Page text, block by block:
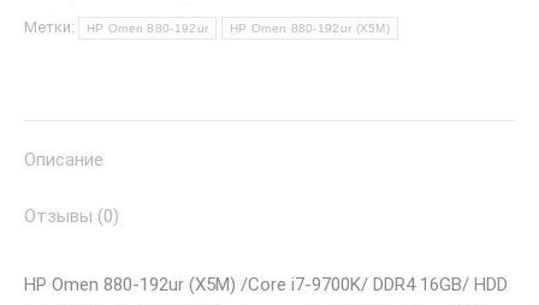
Метки: HP Omen 880-192ur HP Omen 880-192ur (X5M)
Описание
Отзывы (0)
HP Omen 880-192ur (X5M) /Core i7-9700K/ DDR4 16GB/ HDD